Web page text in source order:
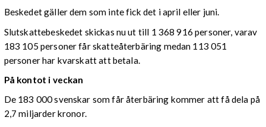
Beskedet gäller dem som inte fick det i april eller juni.
Slutskattebeskedet skickas nu ut till 1 368 916 personer, varav
183 105 personer får skatteåterbäring medan 113 051
personer har kvarskatt att betala.
På kontot i veckan
De 183 000 svenskar som får återbäring kommer att få dela på
2,7 miljarder kronor.